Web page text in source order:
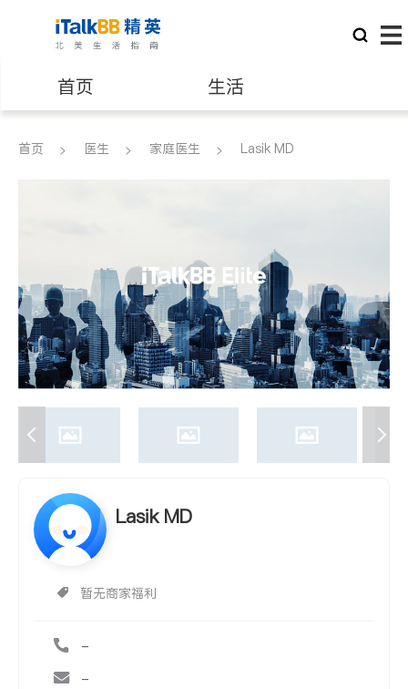
首页 生活
医生 律师
会计师
建筑装修
首页 医生 家庭医生 Lasik MD
Lasik MD
暂无商家福利
-
-